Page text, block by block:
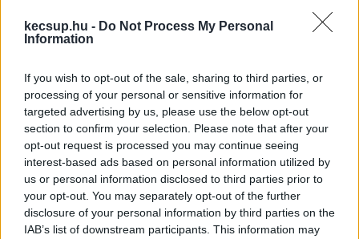
kecsup.hu - Do Not Process My Personal
Information
If you wish to opt-out of the sale, sharing to third parties, or
processing of your personal or sensitive information for
targeted advertising by us, please use the below opt-out
section to confirm your selection. Please note that after your
opt-out request is processed you may continue seeing
interest-based ads based on personal information utilized by
us or personal information disclosed to third parties prior to
your opt-out. You may separately opt-out of the further
disclosure of your personal information by third parties on the
IAB’s list of downstream participants. This information may
Ha valaki egy bizottságban ül, annak körülbelül
350 ezer forinttal, aki kettőben, annak
bizottságok elnökeinek 1,2 millióval, az
alelnököknek pedig közel 900 ezerrel növekszik
az alapbére.